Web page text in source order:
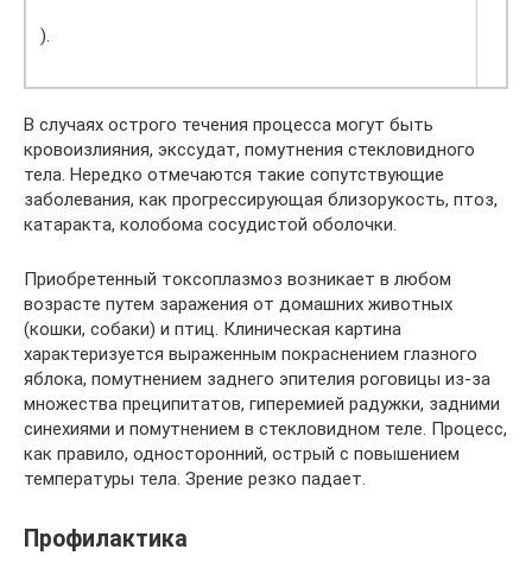
).
В случаях острого течения процесса могут быть
кровоизлияния, экссудат, помутнения стекловидного
тела. Нередко отмечаются такие сопутствующие
заболевания, как прогрессирующая близорукость, птоз,
катаракта, колобома сосудистой оболочки.
Приобретенный токсоплазмоз возникает в любом
возрасте путем заражения от домашних животных
(кошки, собаки) и птиц. Клиническая картина
характеризуется выраженным покраснением глазного
яблока, помутнением заднего эпителия роговицы из-за
множества преципитатов, гиперемией радужки, задними
синехиями и помутнением в стекловидном теле. Процесс,
как правило, односторонний, острый с повышением
температуры тела. Зрение резко падает.
Профилактика